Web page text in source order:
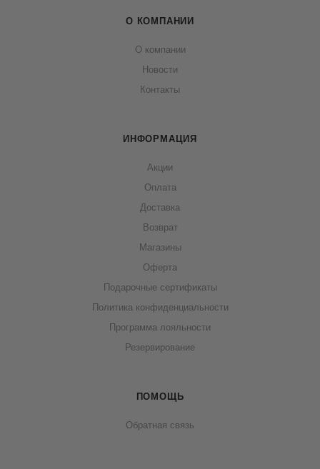
О КОМПАНИИ
О компании
Новости
Контакты
ИНФОРМАЦИЯ
Акции
Оплата
Доставка
Возврат
Магазины
Оферта
Подарочные сертификаты
Политика конфиденциальности
Программа лояльности
Резервирование
ПОМОЩЬ
Обратная связь